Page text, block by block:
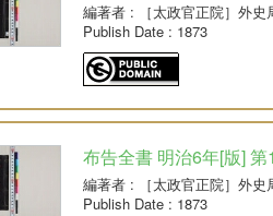
編著者 : ［太政官正院］外史
Publish Date : 1873
布告全書 明治6年[版]
編著者 : ［太政官正院］外史
Publish Date : 1873